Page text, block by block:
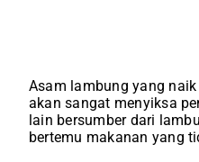
Asam lambung yang
akan sangat menyiksa
lain bersumber dari
bertemu makanan yang